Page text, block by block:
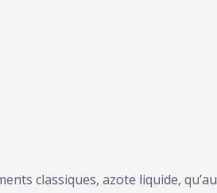
classiques, azote liquide, qu’au